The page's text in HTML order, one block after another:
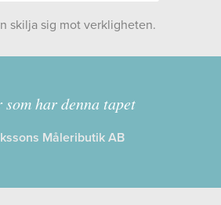
Duro 1900
skilja sig mot verkligheten.
har denna tapet
Måleributik AB